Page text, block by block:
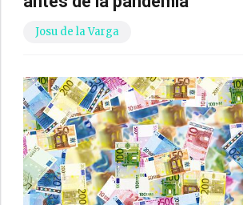
Josu de la Varga